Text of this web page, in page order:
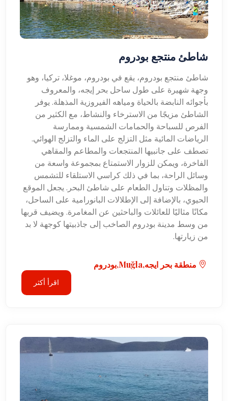
شاطئ منتجع بودروم
شاطئ منتجع بودروم، يقع في بودروم، موغلا، تركيا، وهو
وجهة شهيرة على طول ساحل بحر إيجه، والمعروف
بأجوائه النابضة بالحياة ومياهه الفيروزية المذهلة. يوفر
الشاطئ مزيجًا من الاسترخاء والنشاط، مع الكثير من
الفرص للسباحة والحمامات الشمسية وممارسة
الرياضات المائية مثل التزلج على الماء والتزلج الهوائي.
تصطف على جانبيها المنتجعات والمطاعم والمقاهي
الفاخرة، ويمكن للزوار الاستمتاع بمجموعة واسعة من
وسائل الراحة، بما في ذلك كراسي الاستلقاء للتشمس
والمظلات وتناول الطعام على شاطئ البحر. يجعل الموقع
الحيوي، بالإضافة إلى الإطلالات البانورامية على الساحل،
مكانًا مثاليًا للعائلات والباحثين عن المغامرة. ويضيف قربها
من وسط مدينة بودروم الصاخب إلى جاذبيتها كوجهة لا بد
من زيارتها.
منطقة بحر ايجه,Muğla,بودروم
اقرأ أكثر